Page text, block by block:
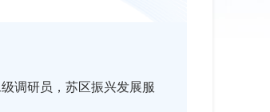
调研员，苏区振兴发展服